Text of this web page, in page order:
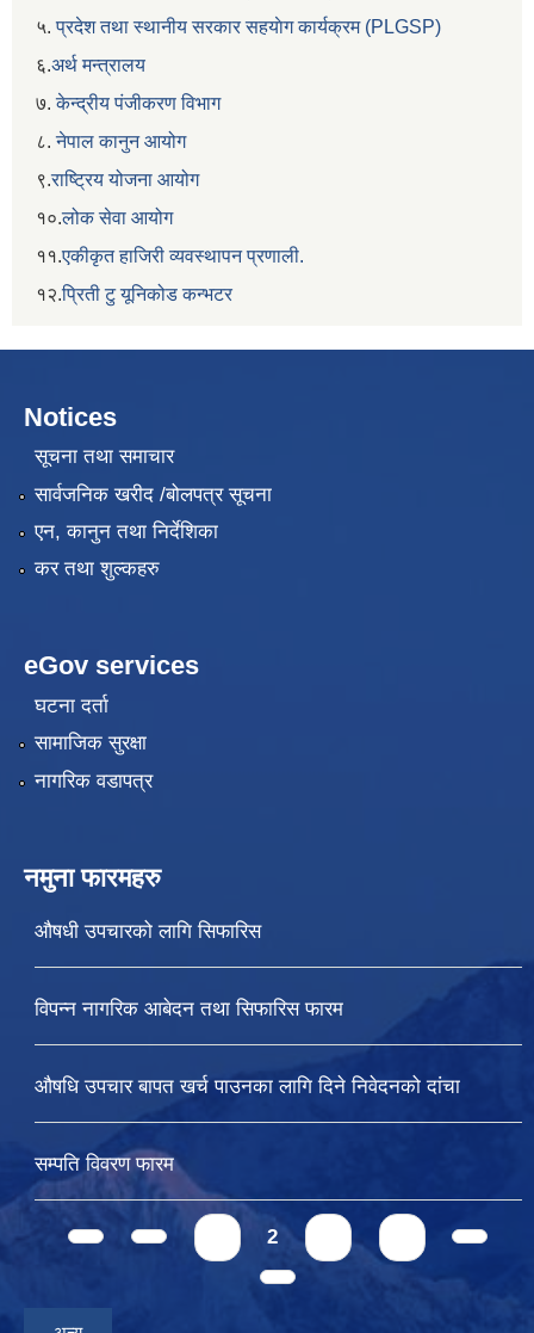
५.प्रदेश तथा स्थानीय सरकार सहयाेग कार्यक्रम (PLGSP)
६.अर्थ मन्त्रालय
७.केन्द्रीय पंजीकरण विभाग
८.नेपाल कानुन आयोग
९.राष्ट्रिय योजना आयोग
१०.लोक सेवा आयोग
११.एकीकृत हाजिरी व्यवस्थापन प्रणाली.
१२.प्रिती टु यूनिकोड कन्भटर
Notices
सूचना तथा समाचार
सार्वजनिक खरीद /बोलपत्र सूचना
एन, कानुन तथा निर्देशिका
कर तथा शुल्कहरु
eGov services
घटना दर्ता
सामाजिक सुरक्षा
नागरिक वडापत्र
नमुना फारमहरु
औषधी उपचारको लागि सिफारिस
विपन्न नागरिक आबेदन तथा सिफारिस फारम
औषधि उपचार बापत खर्च पाउनका लागि दिने निवेदनको दांचा
सम्पति विवरण फारम
Pages 2